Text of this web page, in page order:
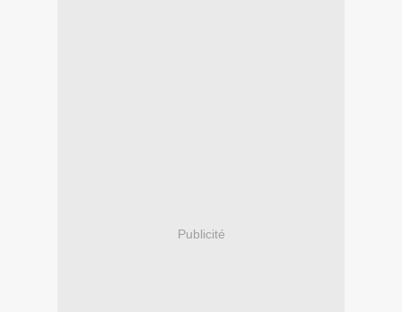
Publicité